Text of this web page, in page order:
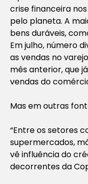
crise financeira
pelo planeta. A
bens duráveis,
Em julho, número
as vendas no
mês anterior, que
vendas do
Mas em outras
“Entre os setores
supermercados,
vê influência do
decorrentes da